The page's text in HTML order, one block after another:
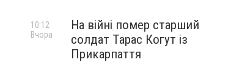
На війні помер старший
солдат Тарас Когут із
Прикарпаття
10:12
Вчора